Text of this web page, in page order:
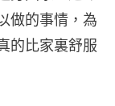
做的事情，為
的比家裏舒服